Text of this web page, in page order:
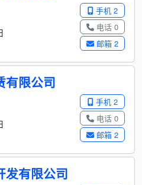
手机 2
电话 0
邮箱 2
有限公司
手机 2
电话 0
邮箱 2
发有限公司